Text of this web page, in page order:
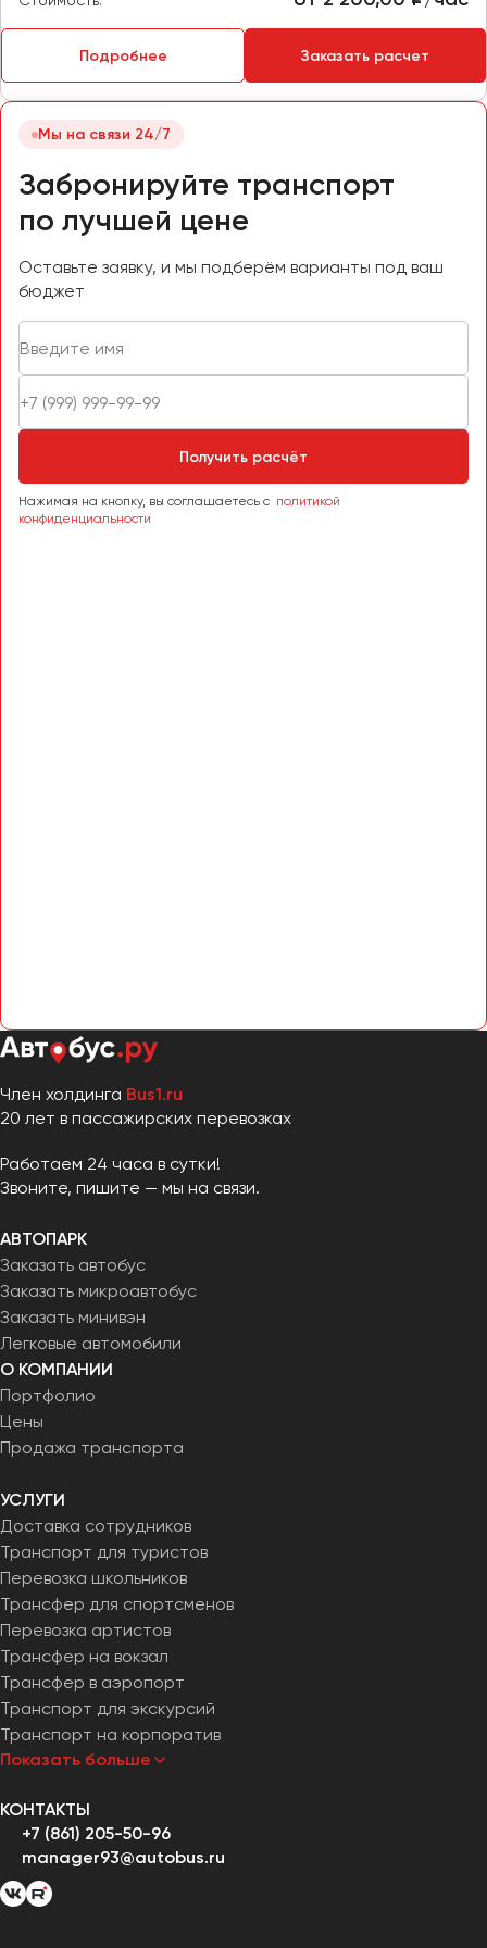
Подробнее Заказать расчет
Мы на связи 24/7
Забронируйте транспорт
по лучшей цене
Оставьте заявку, и мы подберём варианты под ваш
бюджет
Получить расчёт
Нажимая на кнопку, вы соглашаетесь с политикой
конфиденциальности
Член холдинга Bus1.ru
20 лет в пассажирских перевозках
Работаем 24 часа в сутки!
Звоните, пишите — мы на связи.
АВТОПАРК
Заказать автобус
Заказать микроавтобус
Заказать минивэн
Легковые автомобили
О КОМПАНИИ
Портфолио
Цены
Продажа транспорта
УСЛУГИ
Доставка сотрудников
Транспорт для туристов
Перевозка школьников
Трансфер для спортсменов
Перевозка артистов
Трансфер на вокзал
Трансфер в аэропорт
Транспорт для экскурсий
Транспорт на корпоратив
Показать больше
КОНТАКТЫ
+7 (861) 205-50-96
manager93@autobus.ru
Якутск
Ярославль